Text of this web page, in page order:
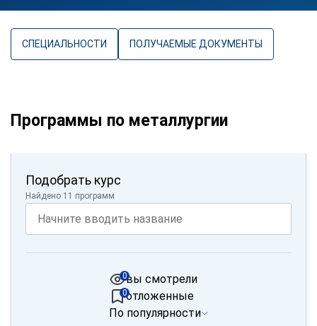
СПЕЦИАЛЬНОСТИ ПОЛУЧАЕМЫЕ ДОКУМЕНТЫ
Программы по металлургии
Подобрать курс
Найдено 11 программ
вы смотрели
0
отложенные
0
По популярности